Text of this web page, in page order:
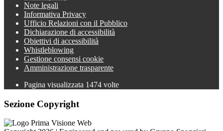
Note legali
Informativa Privacy
Ufficio Relazioni con il Pubblico
Dichiarazione di accessibilità
Obiettivi di accessibilità
Whistleblowing
Gestione consensi cookie
Amministrazione trasparente
Pagina visualizzata 1474 volte
Sezione Copyright